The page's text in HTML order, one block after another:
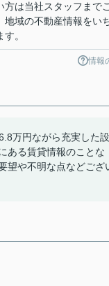
方は当社スタッフまで
地域の不動産情報をい
。
情報
万円ながら充実した設
ある賃貸情報のことな
望や不明な点などござ